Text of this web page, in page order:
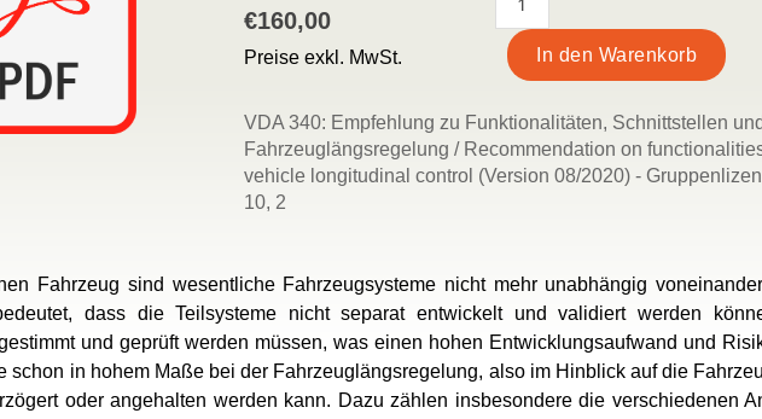
€160,00
Preise exkl. MwSt.
VDA 340: Empfehlung zu Funktionalitäten, Schnittstellen
Fahrzeuglängsregelung / Recommendation on
vehicle longitudinal control (Version 08/2020) -
10, 2
Fahrzeug sind wesentliche Fahrzeugsysteme nicht mehr unabhängig
dass die Teilsysteme nicht separat entwickelt und validiert werden
und geprüft werden müssen, was einen hohen Entwicklungsaufwand und
schon in hohem Maße bei der Fahrzeuglängsregelung, also im Hinblick auf die
oder angehalten werden kann. Dazu zählen insbesondere die verschiedenen